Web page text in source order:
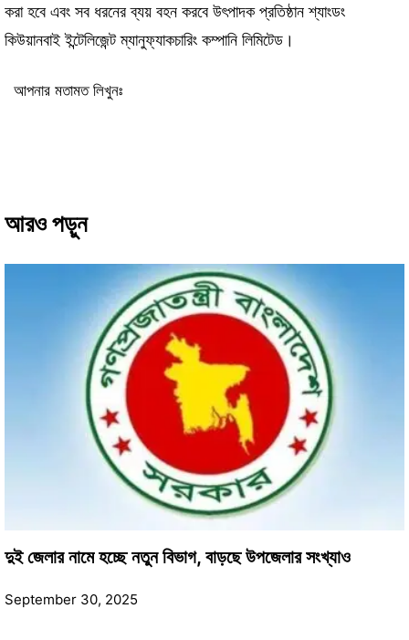
করা হবে এবং সব ধরনের ব্যয় বহন করবে উৎপাদক প্রতিষ্ঠান শ্যাংডং
কিউয়ানবাই ইন্টেলিজেন্ট ম্যানুফ্যাকচারিং কম্পানি লিমিটেড।
আপনার মতামত লিখুনঃ
আরও পড়ুন
দুই জেলার নামে হচ্ছে নতুন বিভাগ, বাড়ছে উপজেলার সংখ্যাও
September 30, 2025